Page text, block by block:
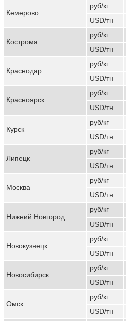
Кемерово
руб/кг
USD/тн
Кострома
руб/кг
USD/тн
Краснодар
руб/кг
USD/тн
Красноярск
руб/кг
USD/тн
Курск
руб/кг
USD/тн
Липецк
руб/кг
USD/тн
Москва
руб/кг
USD/тн
Нижний Новгород
руб/кг
USD/тн
Новокузнецк
руб/кг
USD/тн
Новосибирск
руб/кг
USD/тн
Омск
руб/кг
USD/тн